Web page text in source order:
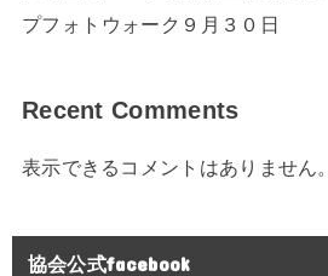
プフォトウォーク９月３０日
Recent Comments
表示できるコメントはありません。
協会公式facebook